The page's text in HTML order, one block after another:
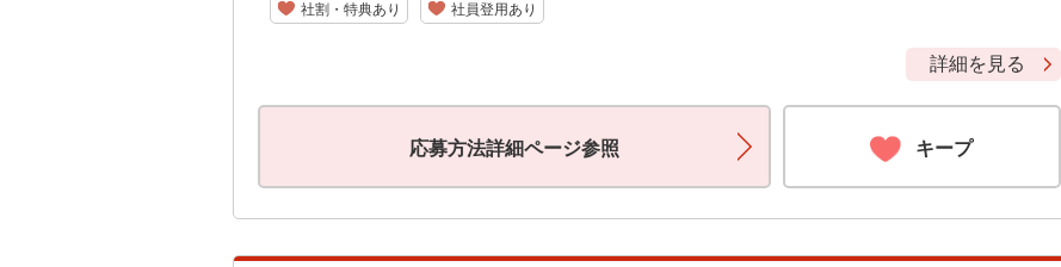
社割・特典あり 社員登用あり
詳細を見る
応募方法詳細ページ参照 キープ